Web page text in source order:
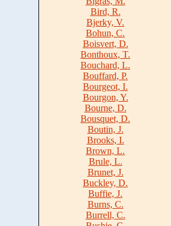
Bird, R.
Bjerky, V.
Bohun, C.
Boisvert, D.
Bonthoux, T.
Bouchard, L.
Bouffard, P.
Bourgeot, I.
Bourgon, Y.
Bourne, D.
Bousquet, D.
Boutin, J.
Brooks, I.
Brown, L.
Brule, L.
Brunet, J.
Buckley, D.
Buffie, J.
Burns, C.
Burrell, C.